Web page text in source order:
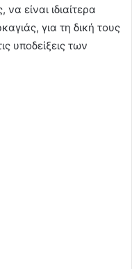
είναι ιδιαίτερα
για τη δική τους
υποδείξεις των